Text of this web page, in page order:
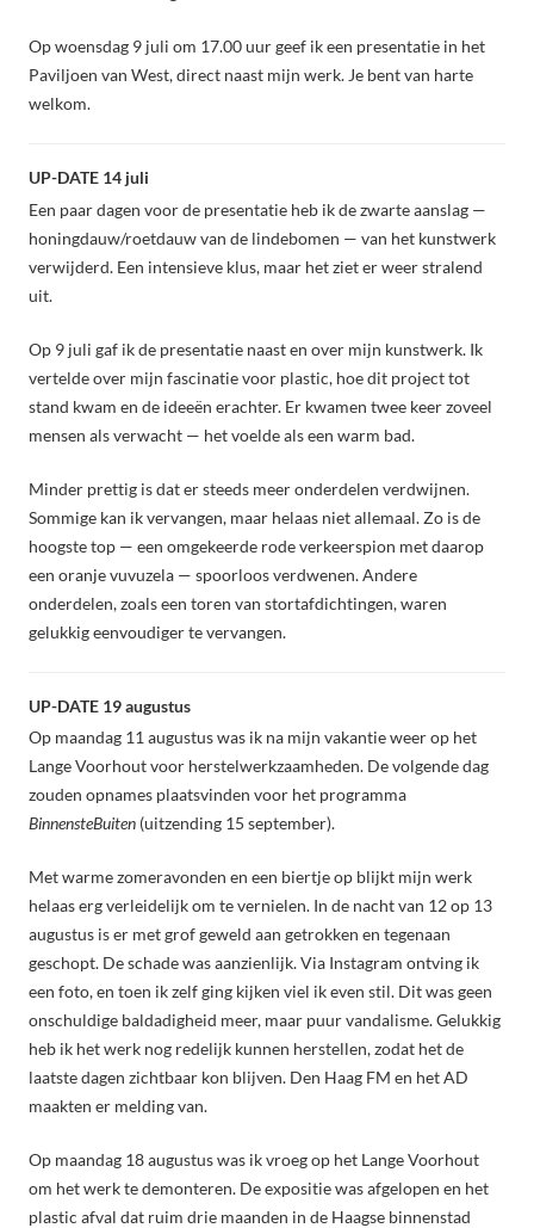
Op woensdag 9 juli om 17.00 uur geef ik een presentatie in het
Paviljoen van West, direct naast mijn werk. Je bent van harte
welkom.
UP-DATE 14 juli
Een paar dagen voor de presentatie heb ik de zwarte aanslag —
honingdauw/roetdauw van de lindebomen — van het kunstwerk
verwijderd. Een intensieve klus, maar het ziet er weer stralend
uit.
Op 9 juli gaf ik de presentatie naast en over mijn kunstwerk. Ik
vertelde over mijn fascinatie voor plastic, hoe dit project tot
stand kwam en de ideeën erachter. Er kwamen twee keer zoveel
mensen als verwacht — het voelde als een warm bad.
Minder prettig is dat er steeds meer onderdelen verdwijnen.
Sommige kan ik vervangen, maar helaas niet allemaal. Zo is de
hoogste top — een omgekeerde rode verkeerspion met daarop
een oranje vuvuzela — spoorloos verdwenen. Andere
onderdelen, zoals een toren van stortafdichtingen, waren
gelukkig eenvoudiger te vervangen.
UP-DATE 19 augustus
Op maandag 11 augustus was ik na mijn vakantie weer op het
Lange Voorhout voor herstelwerkzaamheden. De volgende dag
zouden opnames plaatsvinden voor het programma
BinnensteBuiten (uitzending 15 september).
Met warme zomeravonden en een biertje op blijkt mijn werk
helaas erg verleidelijk om te vernielen. In de nacht van 12 op 13
augustus is er met grof geweld aan getrokken en tegenaan
geschopt. De schade was aanzienlijk. Via Instagram ontving ik
een foto, en toen ik zelf ging kijken viel ik even stil. Dit was geen
onschuldige baldadigheid meer, maar puur vandalisme. Gelukkig
heb ik het werk nog redelijk kunnen herstellen, zodat het de
laatste dagen zichtbaar kon blijven. Den Haag FM en het AD
maakten er melding van.
Op maandag 18 augustus was ik vroeg op het Lange Voorhout
om het werk te demonteren. De expositie was afgelopen en het
plastic afval dat ruim drie maanden in de Haagse binnenstad